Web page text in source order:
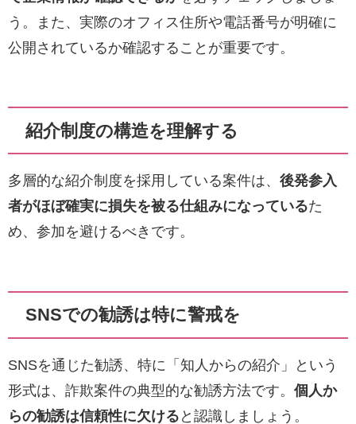
う。また、実際のオフィス住所や電話番号が明確に
公開されているか確認することが重要です。
紹介制度の構造を理解する
多層的な紹介制度を採用している案件は、 後発参入
者がほぼ確実に損失を被る仕組みになっているた
め、参加を避けるべきです。
SNSでの勧誘は特に警戒を
SNSを通じた勧誘、特に「知人からの紹介」という
形式は、詐欺案件の典型的な勧誘方法です。 個人か
らの勧誘は信頼性に欠ける と認識しましょう。